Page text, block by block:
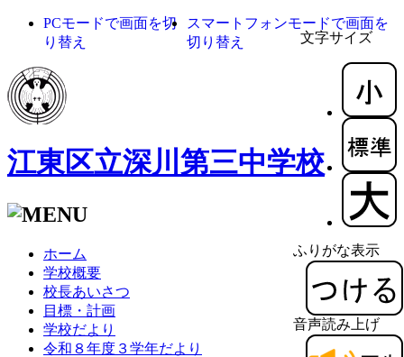
文字サイズ
ふりがな表示
音声読み上げ
PCモードで画面を切
り替え
スマートフォンモードで画面を
切り替え
江東区立深川第三中学校
ホーム
学校概要
校長あいさつ
目標・計画
学校だより
令和８年度３学年だより